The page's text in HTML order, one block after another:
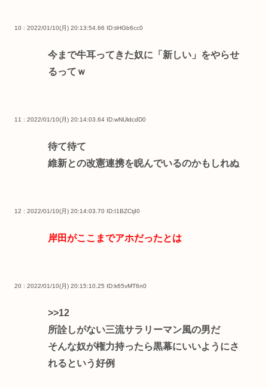
10 : 2022/01/10(月) 20:13:54.66 ID:tiHGb6cc0
今まで牛耳ってきた奴に「新しい」をやらせ
るってｗ
11 : 2022/01/10(月) 20:14:03.64 ID:wNUldcdD0
待て待て
維新との改憲連携を睨んでいるのかもしれぬ
12 : 2022/01/10(月) 20:14:03.70 ID:I1BZCtjI0
岸田がここまでアホだったとは
20 : 2022/01/10(月) 20:15:10.25 ID:k65vMT6n0
>>12
所詮しがない三流サラリーマン風の男だ
そんな奴が権力持ったら黒幕にいいようにさ
れるという好例